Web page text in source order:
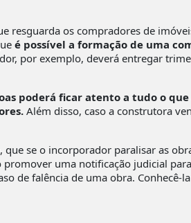
resguarda os compradores de
é possível a formação de uma
por exemplo, deverá entregar
poderá ficar atento a tudo o
Além disso, caso a construtora
se o incorporador paralisar as
uma notificação judicial
de falência de uma obra.